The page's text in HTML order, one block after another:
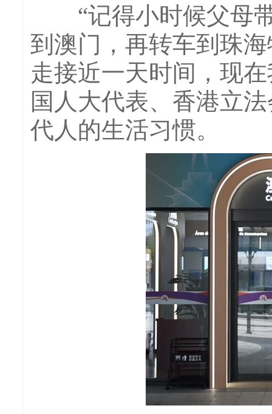
“记得小时候父母带
到澳门，再转车到珠
走接近一天时间，现
国人大代表、香港立
代人的生活习惯。